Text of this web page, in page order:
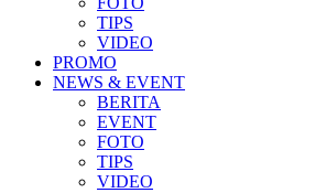
TIPS
VIDEO
PROMO
NEWS & EVENT
BERITA
EVENT
FOTO
TIPS
VIDEO